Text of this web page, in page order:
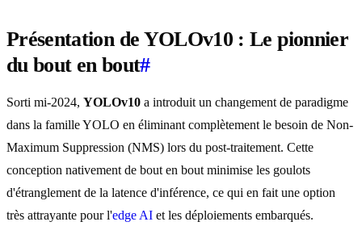
Présentation de YOLOv10 : Le pionnier
du bout en bout#
Sorti mi-2024, YOLOv10 a introduit un changement de paradigme
dans la famille YOLO en éliminant complètement le besoin de Non-
Maximum Suppression (NMS) lors du post-traitement. Cette
conception nativement de bout en bout minimise les goulots
d'étranglement de la latence d'inférence, ce qui en fait une option
très attrayante pour l'edge AI et les déploiements embarqués.